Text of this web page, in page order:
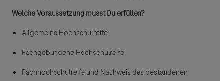
Welche Voraussetzung musst Du erfüllen?
Allgemeine Hochschulreife
Fachgebundene Hochschulreife
Fachhochschulreife und Nachweis des bestandenen